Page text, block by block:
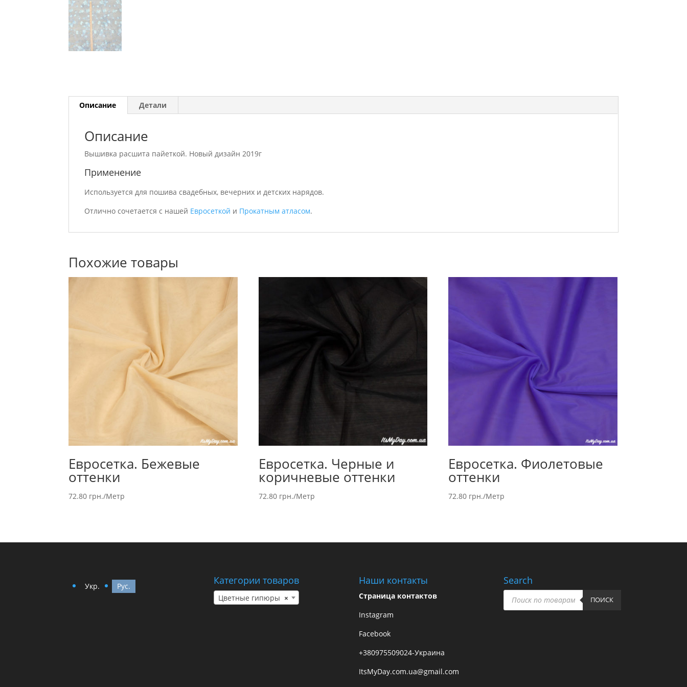
Описание Детали
Описание
Вышивка расшита пайеткой. Новый дизайн 2019г
Применение
Используется для пошива свадебных, вечерних и детских нарядов.
Отлично сочетается с нашей Евросеткой и Прокатным атласом.
Похожие товары
Евросетка. Бежевые
оттенки
72.80 грн./Метр
Евросетка. Черные и
коричневые оттенки
72.80 грн./Метр
Евросетка. Фиолетовые
оттенки
72.80 грн./Метр
Укр. Рус. Категории товаров
×
Цветные гипюры
Наши контакты
Страница контактов
Instagram
Facebook
+380975509024-Украина
ItsMyDay.com.ua@gmail.com
Search
Поиск
товаров ПОИСК